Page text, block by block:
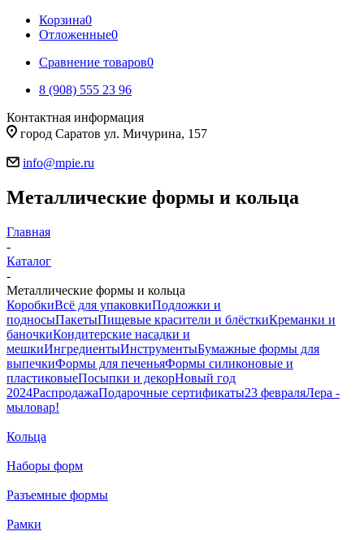
Корзина0
Отложенные0
Сравнение товаров0
8 (908) 555 23 96
Контактная информация
город Саратов ул. Мичурина, 157
info@mpie.ru
Металлические формы и кольца
Главная
-
Каталог
-
Металлические формы и кольца
КоробкиВсё для упаковкиПодложки и
подносыПакетыПищевые красители и блёсткиКреманки и
баночкиКондитерские насадки и
мешкиИнгредиентыИнструментыБумажные формы для
выпечкиФормы для печеньяФормы силиконовые и
пластиковыеПосыпки и декорНовый год
2024РаспродажаПодарочные сертификаты23 февраляЛера -
мыловар!
Кольца
Наборы форм
Разъемные формы
Рамки